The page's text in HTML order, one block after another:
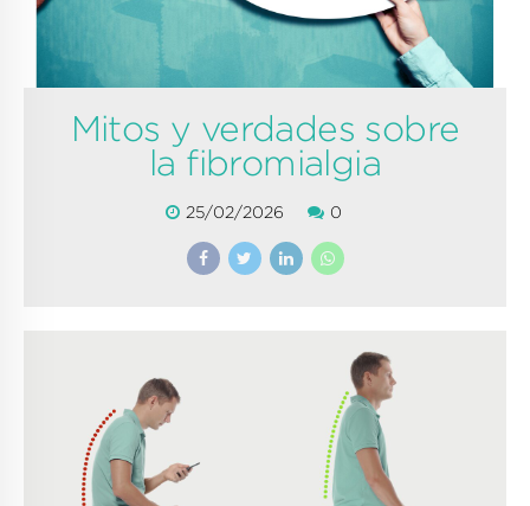
25/02/2026 0
Mitos y verdades sobre
la fibromialgia